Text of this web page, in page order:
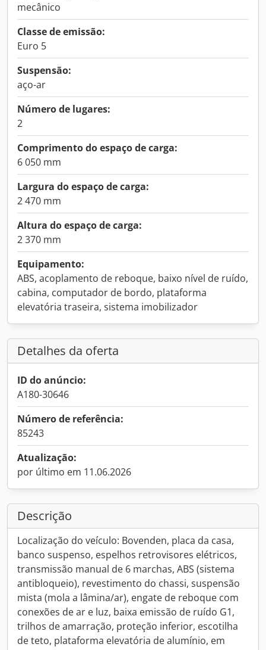
mecânico
Classe de emissão:
Euro 5
Suspensão:
aço-ar
Número de lugares:
2
Comprimento do espaço de carga:
6 050 mm
Largura do espaço de carga:
2 470 mm
Altura do espaço de carga:
2 370 mm
Equipamento:
ABS, acoplamento de reboque, baixo nível de ruído,
cabina, computador de bordo, plataforma
elevatória traseira, sistema imobilizador
Detalhes da oferta
ID do anúncio:
A180-30646
Número de referência:
85243
Atualização:
por último em 11.06.2026
Descrição
Localização do veículo: Bovenden, placa da casa,
banco suspenso, espelhos retrovisores elétricos,
transmissão manual de 6 marchas, ABS (sistema
antibloqueio), revestimento do chassi, suspensão
mista (mola a lâmina/ar), engate de reboque com
conexões de ar e luz, baixa emissão de ruído G1,
trilhos de amarração, proteção inferior, escotilha
de teto, plataforma elevatória de alumínio, em